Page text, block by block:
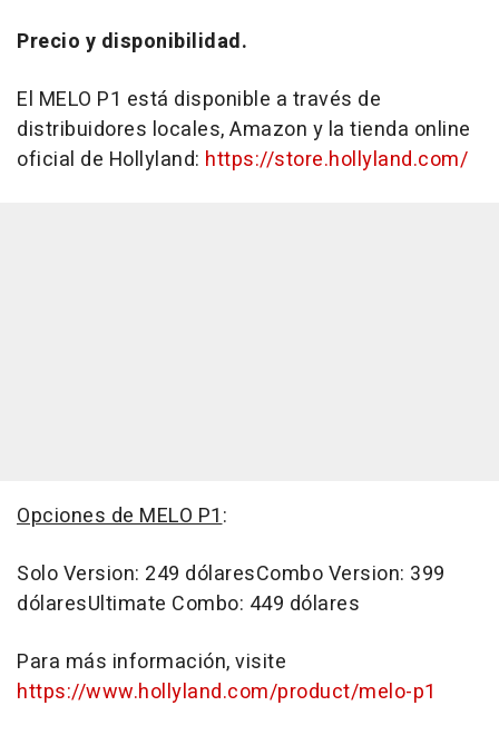
Precio y disponibilidad.
El MELO P1 está disponible a través de
distribuidores locales, Amazon y la tienda online
oficial de Hollyland: https://store.hollyland.com/
Opciones de MELO P1:
Solo Version: 249 dólaresCombo Version: 399
dólaresUltimate Combo: 449 dólares
Para más información, visite
https://www.hollyland.com/product/melo-p1